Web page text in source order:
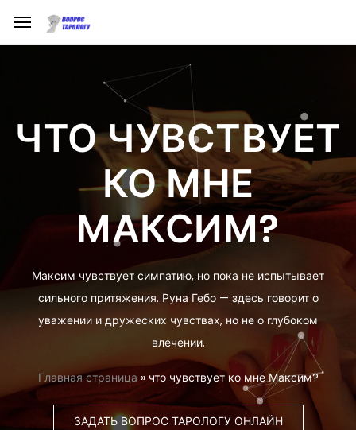
ЧТО ЧУВСТВУЕТ
КО МНЕ
МАКСИМ?
Максим чувствует симпатию, но пока не испытывает
сильного притяжения. Руна Гебо — здесь говорит о
уважении и дружеских чувствах, но не о глубоком
влечении.
Главная страница »что чувствует ко мне Максим?
ЗАДАТЬ ВОПРОС ТАРОЛОГУ ОНЛАЙН